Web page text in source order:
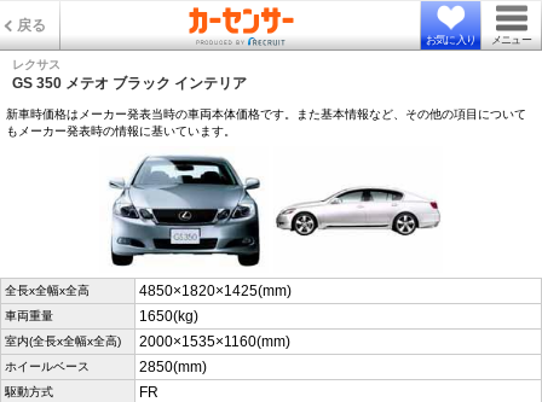
戻る
お気に入り メニュー
レクサス
GS 350 メテオ ブラック インテリア
新車時価格はメーカー発表当時の車両本体価格です。また基本情報など、その他の項目について
もメーカー発表時の情報に基いています。
全長x全幅x全高 4850×1820×1425(mm)
車両重量 1650(kg)
室内(全長x全幅x全高) 2000×1535×1160(mm)
ホイールベース 2850(mm)
駆動方式 FR